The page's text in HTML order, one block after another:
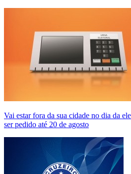
Vai estar fora da sua cidade no dia da
ser pedido até 20 de agosto